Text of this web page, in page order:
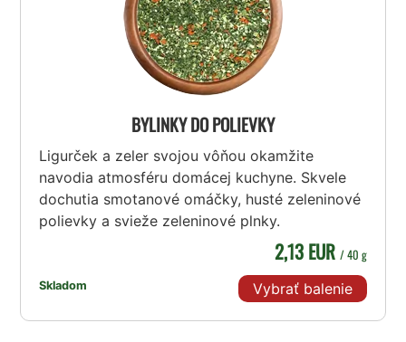
BYLINKY DO POLIEVKY
Ligurček a zeler svojou vôňou okamžite
navodia atmosféru domácej kuchyne. Skvele
dochutia smotanové omáčky, husté zeleninové
polievky a svieže zeleninové plnky.
Skladom
2,13 EUR / 40 g
Vybrať balenie